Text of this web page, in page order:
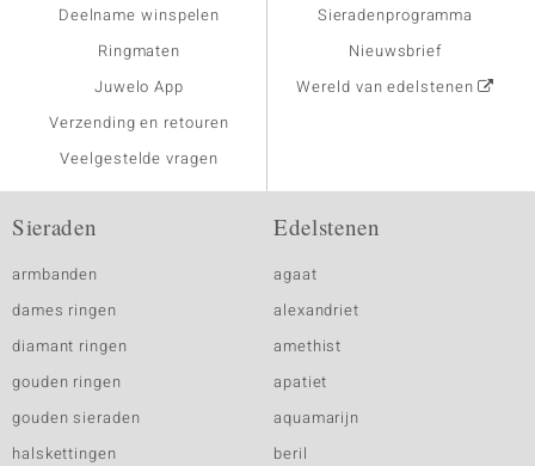
Deelname winspelen
Ringmaten
Juwelo App
Verzending en retouren
Veelgestelde vragen
Sieradenprogramma
Nieuwsbrief
Wereld van edelstenen
Sieraden
armbanden
dames ringen
diamant ringen
gouden ringen
gouden sieraden
halskettingen
Edelstenen
agaat
alexandriet
amethist
apatiet
aquamarijn
beril